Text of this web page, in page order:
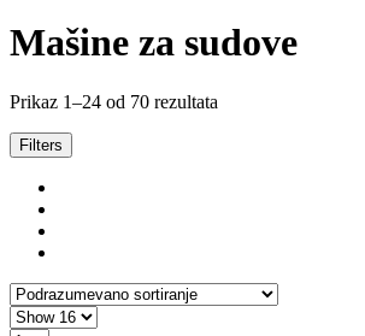
Mašine za sudove
Prikaz 1–24 od 70 rezultata
Filters